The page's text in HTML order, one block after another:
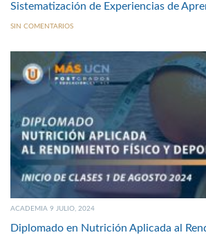
Sistematización de Experiencias de
SIN COMENTARIOS
ACADEMIA 9 JULIO, 2024
Diplomado en Nutrición Aplicada al